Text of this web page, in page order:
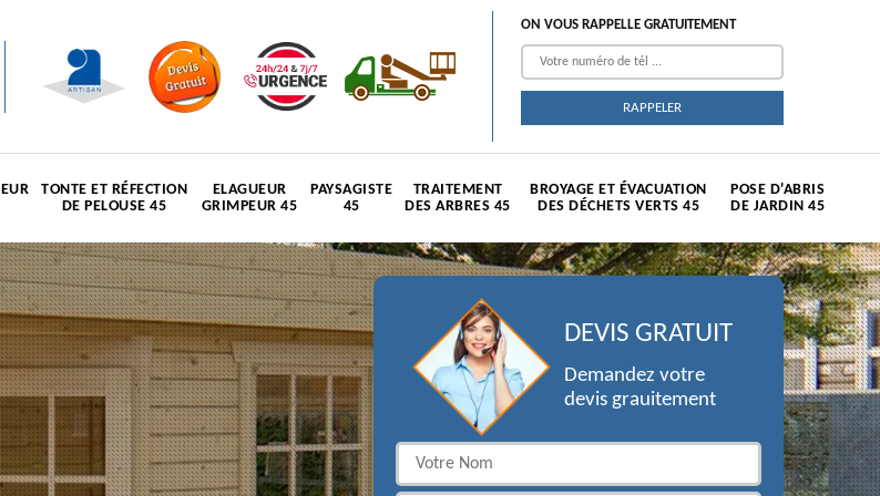
ON VOUS RAPPELLE GRATUITEMENT
TONTE ET RÉFECTION
DE PELOUSE 45
ELAGUEUR
GRIMPEUR 45
PAYSAGISTE
45
TRAITEMENT
DES ARBRES 45
BROYAGE ET ÉVACUATION
DES DÉCHETS VERTS 45
POSE D'ABRIS
DE JARDIN 45
DEVIS GRATUIT
Demandez votre
devis grauitement